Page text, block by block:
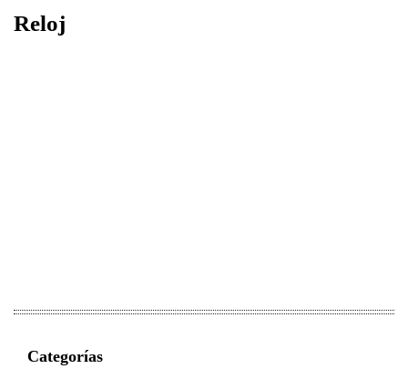
Reloj
Categorías